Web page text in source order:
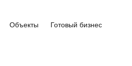
Объекты Готовый бизнес